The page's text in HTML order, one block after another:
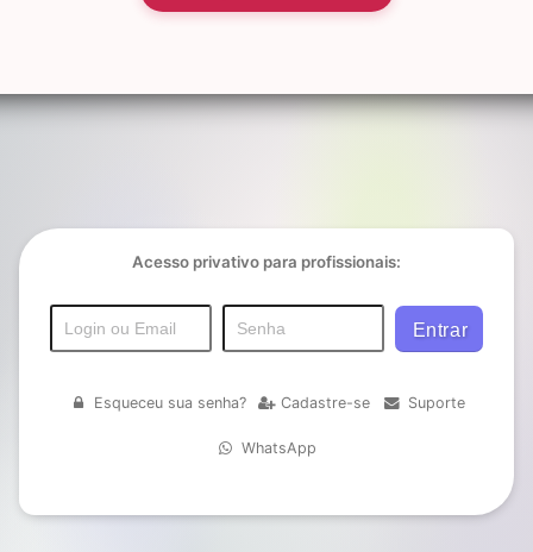
Acesso privativo para profissionais:
Esqueceu sua senha? Cadastre-se Suporte
WhatsApp